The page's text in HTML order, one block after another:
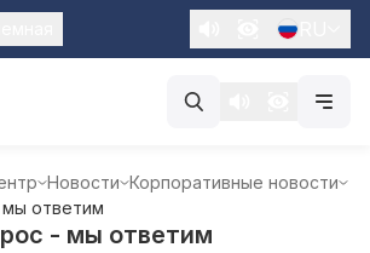
Новости Корпоративные новости
ответим
- мы ответим